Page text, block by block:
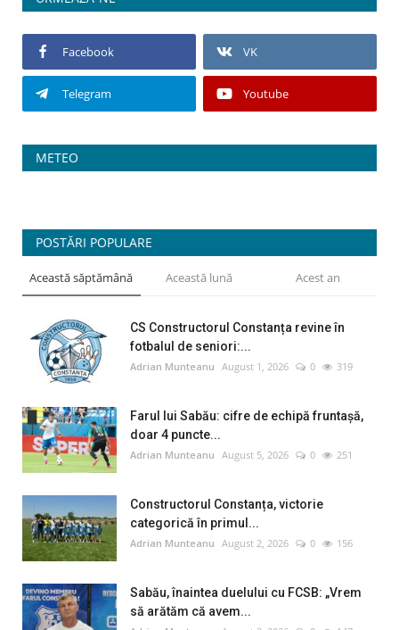
Facebook VK
Telegram Youtube
METEO
POSTĂRI POPULARE
Această săptămână Această lună Acest an
CS Constructorul Constanța revine în
fotbalul de seniori:...
Adrian Munteanu August 1, 2026 0 319
Farul lui Sabău: cifre de echipă fruntașă,
doar 4 puncte...
Adrian Munteanu August 5, 2026 0 251
Constructorul Constanța, victorie
categorică în primul...
Adrian Munteanu August 2, 2026 0 156
Sabău, înaintea duelului cu FCSB: „Vrem
să arătăm că avem...